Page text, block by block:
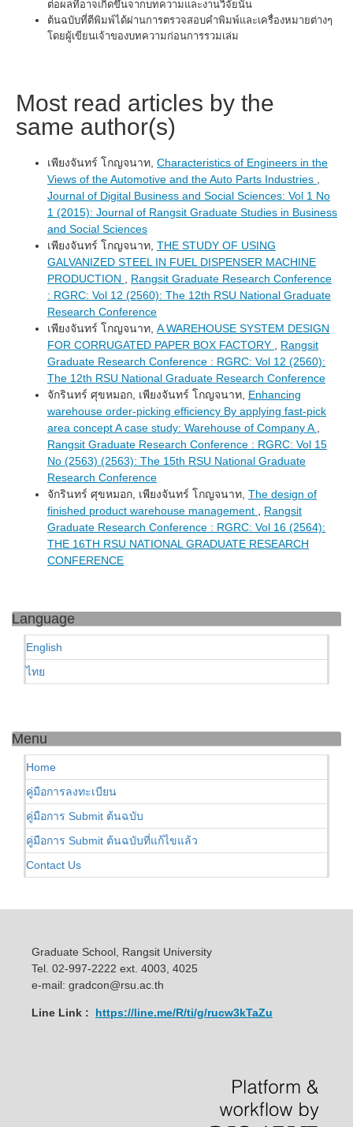
ต่อผลที่อาจเกิดขึ้นจากบทความและงานวิจัยนั้น
ต้นฉบับที่ตีพิมพ์ได้ผ่านการตรวจสอบคำพิมพ์และเครื่องหมายต่างๆ
โดยผู้เขียนเจ้าของบทความก่อนการรวมเล่ม
Most read articles by the
same author(s)
เพียงจันทร์ โกญจนาท, Characteristics of Engineers in the
Views of the Automotive and the Auto Parts Industries
Journal of Digital Business and Social Sciences: Vol 1 No
1 (2015): Journal of Rangsit Graduate Studies in Business
and Social Sciences
เพียงจันทร์ โกญจนาท, THE STUDY OF USING
GALVANIZED STEEL IN FUEL DISPENSER MACHINE
PRODUCTION
Rangsit Graduate Research Conference
: RGRC: Vol 12 (2560): The 12th RSU National Graduate
Research Conference
เพียงจันทร์ โกญจนาท, A WAREHOUSE SYSTEM DESIGN
FOR CORRUGATED PAPER BOX FACTORY
Rangsit
Graduate Research Conference : RGRC: Vol 12 (2560):
The 12th RSU National Graduate Research Conference
จักรินทร์ ศุขหมอก, เพียงจันทร์ โกญจนาท, Enhancing
warehouse order-picking efficiency By applying fast-pick
area concept A case study: Warehouse of Company A
Rangsit Graduate Research Conference : RGRC: Vol 15
No (2563) (2563): The 15th RSU National Graduate
Research Conference
จักรินทร์ ศุขหมอก, เพียงจันทร์ โกญจนาท, The design of
finished product warehouse management
Rangsit
Graduate Research Conference : RGRC: Vol 16 (2564):
THE 16TH RSU NATIONAL GRADUATE RESEARCH
CONFERENCE
Language
English
ไทย
Menu
Home
คู่มือการลงทะเบียน
คู่มือการ Submit ต้นฉบับ
คู่มือการ Submit ต้นฉบับที่แก้ไขแล้ว
Contact Us
Graduate School, Rangsit University
Tel. 02-997-2222 ext. 4003, 4025
e-mail: gradcon@rsu.ac.th
Line Link : https://line.me/R/ti/g/rucw3kTaZu